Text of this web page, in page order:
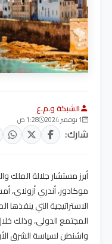
الشبكة و.م.ع
1 نوفمبر 2024 1:28 ص
شارك:
أبرز مستشار جلالة
موكادور، أندري أزولاي،
الاستراتيجية التي
المجتمع الدولي، وذلك
واشنطن لسياسة الشرق